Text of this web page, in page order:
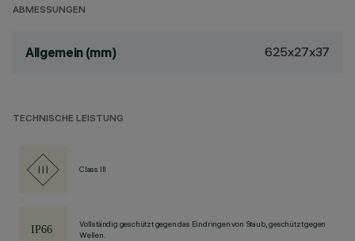
ABMESSUNGEN
Allgemein (mm) 625x27x37
TECHNISCHE LEISTUNG
Class III
Vollständig geschützt gegen das Eindringen von Staub, geschützt gegen
Wellen.